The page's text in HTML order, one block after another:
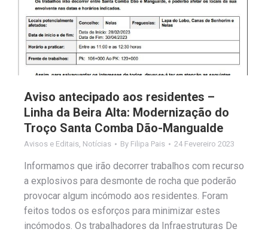
Aviso antecipado aos residentes –
Linha da Beira Alta: Modernização do
Troço Santa Comba Dão-Mangualde
Avisos e Editais Notícias By Filipa Pais 24 Fevereiro 2023
Informamos que irão decorrer trabalhos com recurso
a explosivos para desmonte de rocha que poderão
provocar algum incómodo aos residentes. Foram
feitos todos os esforços para minimizar estes
incómodos. Os trabalhadores da Infraestruturas De